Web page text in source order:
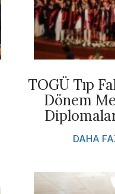
TOGÜ Tıp
Dönem
DAHA